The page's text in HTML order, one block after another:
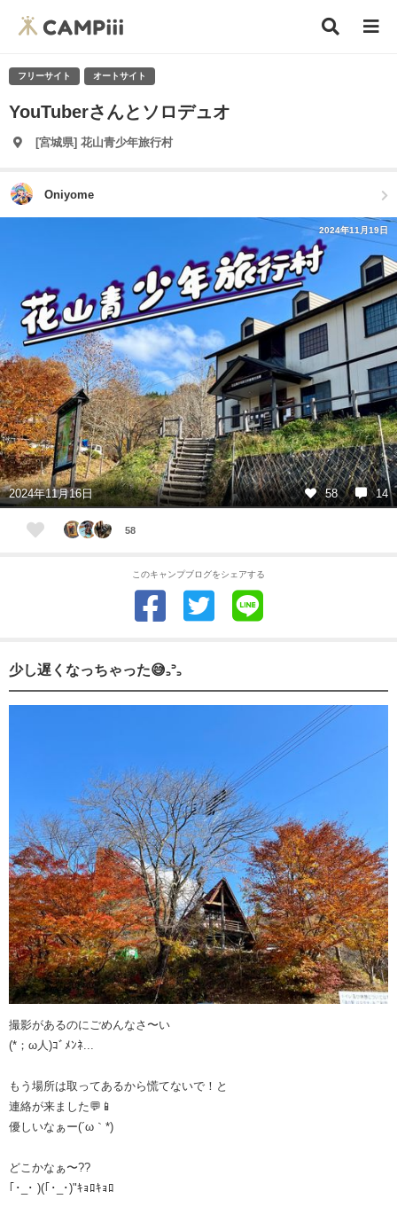
フリーサイト オートサイト
YouTuberさんとソロデュオ
[宮城県] 花山青少年旅行村
Oniyome
2024年11月19日
2024年11月16日 58 14
58
このキャンプブログをシェアする
少し遅くなっちゃった😅꜆꜄꜆
撮影があるのにごめんなさ〜い
(*；ω人)ｺﾞﾒﾝﾈ...
もう場所は取ってあるから慌てないで！と
連絡が来ました💬️📱
優しいなぁー(´ω｀*)
どこかなぁ〜??
｢･_･ )(｢･_･)"ｷｮﾛｷｮﾛ